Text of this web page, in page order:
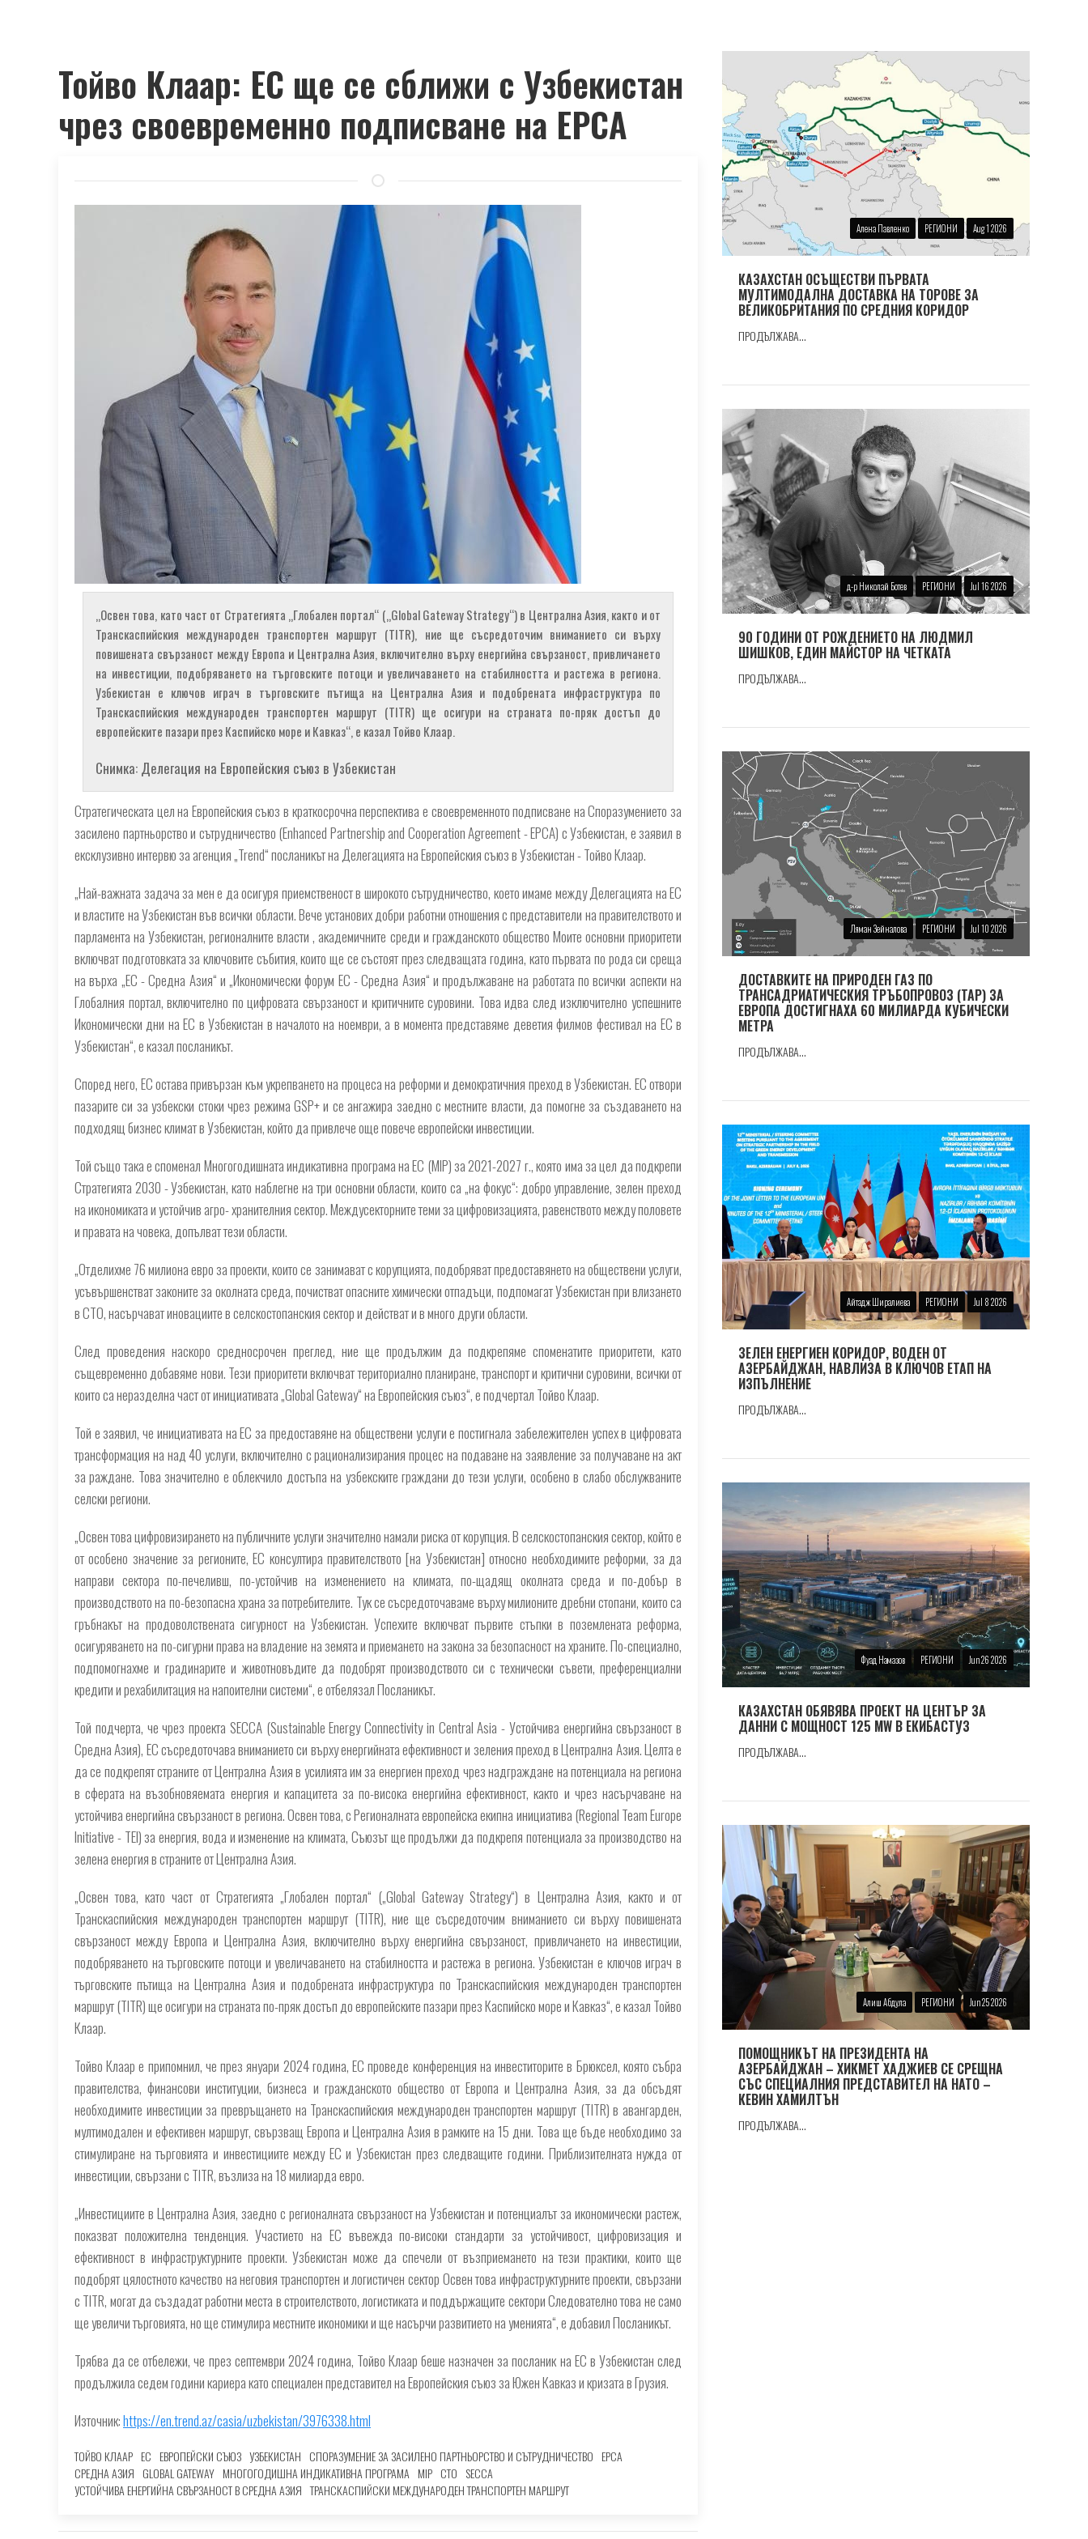
Тойво Клаар: ЕС ще се сближи с Узбекистан
чрез своевременно подписване на EPCA
„Освен това, като част от Стратегията „Глобален портал“ („Global Gateway Strategy“) в Централна Азия, както и от
Транскаспийския международен транспортен маршрут (TITR), ние ще съсредоточим вниманието си върху
повишената свързаност между Европа и Централна Азия, включително върху енергийна свързаност, привличането
на инвестиции, подобряването на търговските потоци и увеличаването на стабилността и растежа в региона.
Узбекистан е ключов играч в търговските пътища на Централна Азия и подобрената инфраструктура по
Транскаспийския международен транспортен маршрут (TITR) ще осигури на страната по-пряк достъп до
европейските пазари през Каспийско море и Кавказ“, е казал Тойво Клаар.
Снимка: Делегация на Европейския съюз в Узбекистан
Стратегическата цел на Европейския съюз в краткосрочна перспектива е своевременното подписване на Споразумението за
засилено партньорство и сътрудничество (Enhanced Partnership and Cooperation Agreement - EPCA) с Узбекистан, е заявил в
ексклузивно интервю за агенция „Trend“ посланикът на Делегацията на Европейския съюз в Узбекистан - Тойво Клаар.
„Най-важната задача за мен е да осигуря приемственост в широкото сътрудничество, което имаме между Делегацията на ЕС
и властите на Узбекистан във всички области. Вече установих добри работни отношения с представители на правителството и
парламента на Узбекистан, регионалните власти , академичните среди и гражданското общество Моите основни приоритети
включват подготовката за ключовите събития, които ще се състоят през следващата година, като първата по рода си среща
на върха „ЕС - Средна Азия“ и „Икономически форум ЕС - Средна Азия“ и продължаване на работата по всички аспекти на
Глобалния портал, включително по цифровата свързаност и критичните суровини. Това идва след изключително успешните
Икономически дни на ЕС в Узбекистан в началото на ноември, а в момента представяме деветия филмов фестивал на ЕС в
Узбекистан“, е казал посланикът.
Според него, ЕС остава привързан към укрепването на процеса на реформи и демократичния преход в Узбекистан. ЕС отвори
пазарите си за узбекски стоки чрез режима GSP+ и се ангажира заедно с местните власти, да помогне за създаването на
подходящ бизнес климат в Узбекистан, който да привлече още повече европейски инвестиции.
Той също така е споменал Многогодишната индикативна програма на ЕС (MIP) за 2021-2027 г., която има за цел да подкрепи
Стратегията 2030 - Узбекистан, като наблегне на три основни области, които са „на фокус“: добро управление, зелен преход
на икономиката и устойчив агро- хранителния сектор. Междусекторните теми за цифровизацията, равенството между половете
и правата на човека, допълват тези области.
„Отделихме 76 милиона евро за проекти, които се занимават с корупцията, подобряват предоставянето на обществени услуги,
усъвършенстват законите за околната среда, почистват опасните химически отпадъци, подпомагат Узбекистан при влизането
в СТО, насърчават иновациите в селскостопанския сектор и действат и в много други области.
След проведения наскоро средносрочен преглед, ние ще продължим да подкрепяме споменатите приоритети, като
същевременно добавяме нови. Тези приоритети включват териториално планиране, транспорт и критични суровини, всички от
които са неразделна част от инициативата „Global Gateway“ на Европейския съюз“, е подчертал Тойво Клаар.
Той е заявил, че инициативата на ЕС за предоставяне на обществени услуги е постигнала забележителен успех в цифровата
трансформация на над 40 услуги, включително с рационализирания процес на подаване на заявление за получаване на акт
за раждане. Това значително е облекчило достъпа на узбекските граждани до тези услуги, особено в слабо обслужваните
селски региони.
„Освен това цифровизирането на публичните услуги значително намали риска от корупция. В селскостопанския сектор, който е
от особено значение за регионите, ЕС консултира правителството [на Узбекистан] относно необходимите реформи, за да
направи сектора по-печеливш, по-устойчив на изменението на климата, по-щадящ околната среда и по-добър в
производството на по-безопасна храна за потребителите. Тук се съсредоточаваме върху милионите дребни стопани, които са
гръбнакът на продоволствената сигурност на Узбекистан. Успехите включват първите стъпки в поземлената реформа,
осигуряването на по-сигурни права на владение на земята и приемането на закона за безопасност на храните. По-специално,
подпомогнахме и градинарите и животновъдите да подобрят производството си с технически съвети, преференциални
кредити и рехабилитация на напоителни системи“, е отбелязал Посланикът.
Той подчерта, че чрез проекта SECCA (Sustainable Energy Connectivity in Central Asia - Устойчива енергийна свързаност в
Средна Азия), ЕС съсредоточава вниманието си върху енергийната ефективност и зеления преход в Централна Азия. Целта е
да се подкрепят страните от Централна Азия в усилията им за енергиен преход чрез надграждане на потенциала на региона
в сферата на възобновяемата енергия и капацитета за по-висока енергийна ефективност, както и чрез насърчаване на
устойчива енергийна свързаност в региона. Освен това, с Регионалната европейска екипна инициатива (Regional Team Europe
Initiative - TEI) за енергия, вода и изменение на климата, Съюзът ще продължи да подкрепя потенциала за производство на
зелена енергия в страните от Централна Азия.
„Освен това, като част от Стратегията „Глобален портал“ („Global Gateway Strategy“) в Централна Азия, както и от
Транскаспийския международен транспортен маршрут (TITR), ние ще съсредоточим вниманието си върху повишената
свързаност между Европа и Централна Азия, включително върху енергийна свързаност, привличането на инвестиции,
подобряването на търговските потоци и увеличаването на стабилността и растежа в региона. Узбекистан е ключов играч в
търговските пътища на Централна Азия и подобрената инфраструктура по Транскаспийския международен транспортен
маршрут (TITR) ще осигури на страната по-пряк достъп до европейските пазари през Каспийско море и Кавказ“, е казал Тойво
Клаар.
Тойво Клаар е припомнил, че през януари 2024 година, ЕС проведе конференция на инвеститорите в Брюксел, която събра
правителства, финансови институции, бизнеса и гражданското общество от Европа и Централна Азия, за да обсъдят
необходимите инвестиции за превръщането на Транскаспийския международен транспортен маршрут (TITR) в авангарден,
мултимодален и ефективен маршрут, свързващ Европа и Централна Азия в рамките на 15 дни. Това ще бъде необходимо за
стимулиране на търговията и инвестициите между ЕС и Узбекистан през следващите години. Приблизителната нужда от
инвестиции, свързани с TITR, възлиза на 18 милиарда евро.
„Инвестициите в Централна Азия, заедно с регионалната свързаност на Узбекистан и потенциалът за икономически растеж,
показват положителна тенденция. Участието на ЕС въвежда по-високи стандарти за устойчивост, цифровизация и
ефективност в инфраструктурните проекти. Узбекистан може да спечели от възприемането на тези практики, които ще
подобрят цялостното качество на неговия транспортен и логистичен сектор Освен това инфраструктурните проекти, свързани
с TITR, могат да създадат работни места в строителството, логистиката и поддържащите сектори Следователно това не само
ще увеличи търговията, но ще стимулира местните икономики и ще насърчи развитието на уменията“, е добавил Посланикът.
Трябва да се отбележи, че през септември 2024 година, Тойво Клаар беше назначен за посланик на ЕС в Узбекистан след
продължила седем години кариера като специален представител на Европейския съюз за Южен Кавказ и кризата в Грузия.
Източник:https://en.trend.az/casia/uzbekistan/3976338.html
ТОЙВО КЛААР ЕС ЕВРОПЕЙСКИ СЪЮЗ УЗБЕКИСТАН СПОРАЗУМЕНИЕ ЗА ЗАСИЛЕНО ПАРТНЬОРСТВО И СЪТРУДНИЧЕСТВО EPCA
СРЕДНА АЗИЯ GLOBAL GATEWAY МНОГОГОДИШНА ИНДИКАТИВНА ПРОГРАМА MIP СТО SECCA
УСТОЙЧИВА ЕНЕРГИЙНА СВЪРЗАНОСТ В СРЕДНА АЗИЯ ТРАНСКАСПИЙСКИ МЕЖДУНАРОДЕН ТРАНСПОРТЕН МАРШРУТ
Алена Павленко РЕГИОНИ Aug 1 2026
КАЗАХСТАН ОСЪЩЕСТВИ ПЪРВАТА
МУЛТИМОДАЛНА ДОСТАВКА НА ТОРОВЕ ЗА
ВЕЛИКОБРИТАНИЯ ПО СРЕДНИЯ КОРИДОР
ПРОДЪЛЖАВА...
д-р Николай Ботев РЕГИОНИ Jul 16 2026
90 ГОДИНИ ОТ РОЖДЕНИЕТО НА ЛЮДМИЛ
ШИШКОВ, ЕДИН МАЙСТОР НА ЧЕТКАТА
ПРОДЪЛЖАВА...
Ляман Зейналова РЕГИОНИ Jul 10 2026
ДОСТАВКИТЕ НА ПРИРОДЕН ГАЗ ПО
ТРАНСАДРИАТИЧЕСКИЯ ТРЪБОПРОВОЗ (TAP) ЗА
ЕВРОПА ДОСТИГНАХА 60 МИЛИАРДА КУБИЧЕСКИ
МЕТРА
ПРОДЪЛЖАВА...
Айтадж Ширалиева РЕГИОНИ Jul 8 2026
ЗЕЛЕН ЕНЕРГИЕН КОРИДОР, ВОДЕН ОТ
АЗЕРБАЙДЖАН, НАВЛИЗА В КЛЮЧОВ ЕТАП НА
ИЗПЪЛНЕНИЕ
ПРОДЪЛЖАВА...
Фуад Намазов РЕГИОНИ Jun 26 2026
КАЗАХСТАН ОБЯВЯВА ПРОЕКТ НА ЦЕНТЪР ЗА
ДАННИ С МОЩНОСТ 125 MW В ЕКИБАСТУЗ
ПРОДЪЛЖАВА...
Алиш Абдула РЕГИОНИ Jun 25 2026
ПОМОЩНИКЪТ НА ПРЕЗИДЕНТА НА
АЗЕРБАЙДЖАН – ХИКМЕТ ХАДЖИЕВ СЕ СРЕЩНА
СЪС СПЕЦИАЛНИЯ ПРЕДСТАВИТЕЛ НА НАТО –
КЕВИН ХАМИЛТЪН
ПРОДЪЛЖАВА...